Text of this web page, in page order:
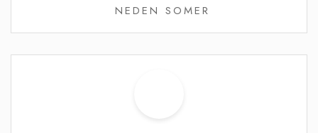
NEDEN SOMER